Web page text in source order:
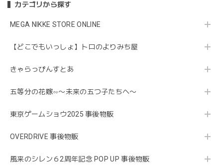
カテゴリから探す
MEGA NIKKE STORE ONLINE
【どこでもいっしょ】トロのよりみち屋
きゃらっぴんすとあ
五等分の花嫁∽〜未来の五つ子たちへ〜
東京ゲームショウ2025 事後物販
OVERDRIVE 事後物販
風来のシレン６2周年記念 POP UP 事後物販